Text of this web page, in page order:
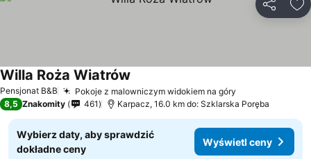
Pensjonat B&B Pokoje z malowniczym widokiem na góry
Willa Roża Wiatrów
8,5 Znakomity 461 Karpacz, 16.0 km do: Szklarska Poręba
Wybierz daty, aby sprawdzić
dokładne ceny
Wyświetl ceny